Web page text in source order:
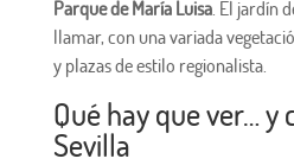
Parque de María Luisa. El jardín
llamar, con una variada
y plazas de estilo regionalista.
Qué hay que ver… y
Sevilla